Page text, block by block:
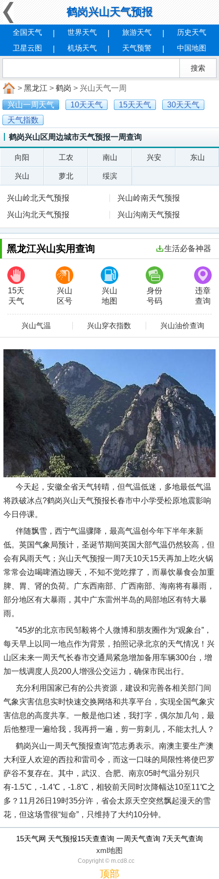
鹤岗兴山天气预报
全国天气 世界天气 旅游天气
历史天气
卫星云图
机场天气 天气预警 中国地图
> 黑龙江 > 鹤岗 > 兴山天气一周
兴山一周天气
10天天气 15天天气
30天天气
天气指数
鹤岗兴山区周边城市天气预报一周查询
向阳 工农 南山 兴安 东山
兴山 萝北 绥滨
兴山岭北天气预报
兴山岭南天气预报
兴山沟北天气预报
兴山沟南天气预报
黑龙江兴山实用查询 生活必备神器
15天
天气
兴山
区号
兴山
地图
身份
号码
违章
查询
兴山气温 兴山穿衣指数 兴山油价查询
今天起，安徽全省天气转晴，但气温低迷，多地最低气温
将跌破冰点?鹤岗兴山天气预报长春市中小学受松原地震影响
今日停课。
伴随飘雪，西宁气温骤降，最高气温创今年下半年来新
低。英国气象局预计，圣诞节期间英国大部气温仍然较高，但
会有风雨天气；兴山天气预报一周7天10天15天再加上吃火锅
常常会边喝啤酒边聊天，不知不觉吃撑了，而暴饮暴食会加重
脾、胃、肾的负荷。广东西南部、广西南部、海南将有暴雨，
部分地区有大暴雨，其中广东雷州半岛的局部地区有特大暴
雨。
”45岁的北京市民邹毅将个人微博和朋友圈作为“观象台”，
每天早上以同一地点作为背景，拍照记录北京的天气情况！兴
山区未来一周天气长春市交通局紧急增加备用车辆300台，增
加一线调度人员200人增强公交运力，确保市民出行。
充分利用国家已有的公共资源，建设和完善各相关部门间
气象灾害信息实时快速交换网络和共享平台，实现全国气象灾
害信息的高度共享。一般是他口述，我打字，偶尔加几句，最
后他整理一遍给我，我再捋一遍，剪一剪刺儿，不能太扎人？
鹤岗兴山一周天气预报查询”范志勇表示。南澳主要生产澳
大利亚人欢迎的西拉和雷司令，而这一口味的局限性将使巴罗
萨谷不复存在。其中，武汉、合肥、南京05时气温分别只
有-1.5℃，-1.4℃，-1.8℃，相较前天同时次降幅达10至11℃之
多？11月26日19时35分许，省会太原天空突然飘起漫天的雪
花，但这场雪很“短命”，只维持了大约10分钟。
15天气网 天气预报15天查查询 一周天气查询 7天天气查询
xml地图
Copyright © m.cd8.cc
顶部